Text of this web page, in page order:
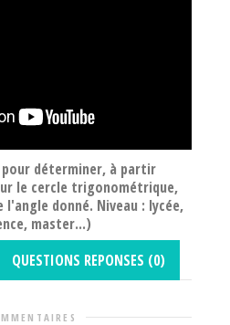
pour déterminer, à partir
le cercle trigonométrique,
l'angle donné. Niveau : lycée,
master...)
QUESTIONS REPONSES (0)